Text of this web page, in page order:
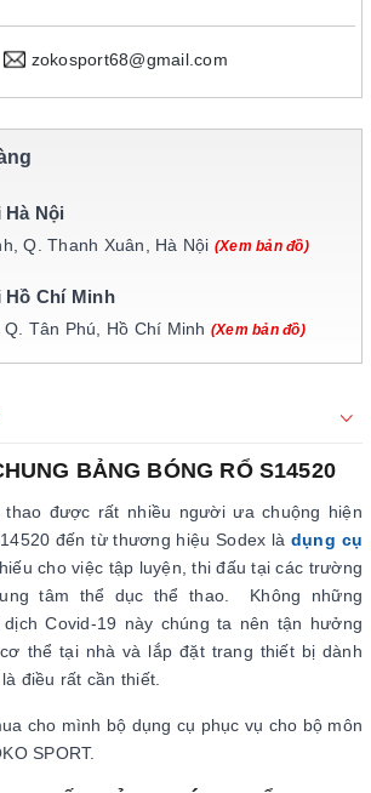
zokosport68@gmail.com
Hà Nội
Q. Thanh Xuân, Hà Nội (Xem bản đồ)
Hồ Chí Minh
Tân Phú, Hồ Chí Minh (Xem bản đồ)
BẢNG BÓNG RỔ S14520
được rất nhiều người ưa chuộng hiện
đến từ thương hiệu Sodex là dụng cụ
cho việc tập luyện, thi đấu tại các trường
tâm thể dục thể thao. Không những
Covid-19 này chúng ta nên tận hưởng
thể tại nhà và lắp đặt trang thiết bị dành
điều rất cần thiết.
cho mình bộ dụng cụ phục vụ cho bộ môn
SPORT.